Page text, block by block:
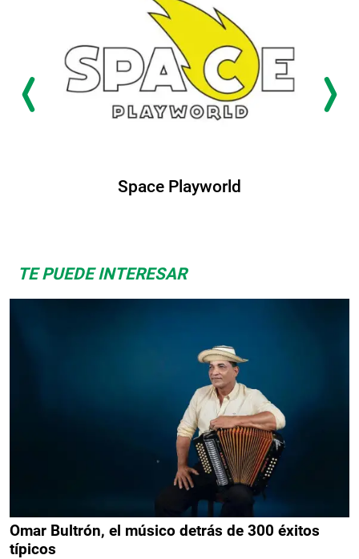
TE PUEDE INTERESAR
Omar Bultrón, el músico detrás de 300 éxitos
típicos